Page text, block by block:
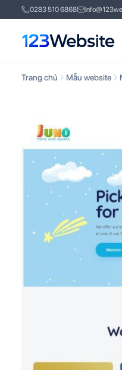
0283 510 6868
Trang chủ Mẫu website